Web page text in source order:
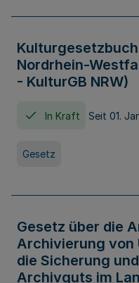
Nordrhein-
- KulturGB NRW)
In Kraft Seit 01.
Gesetz
Gesetz über die
Archivierung von
die Sicherung
Archivguts im